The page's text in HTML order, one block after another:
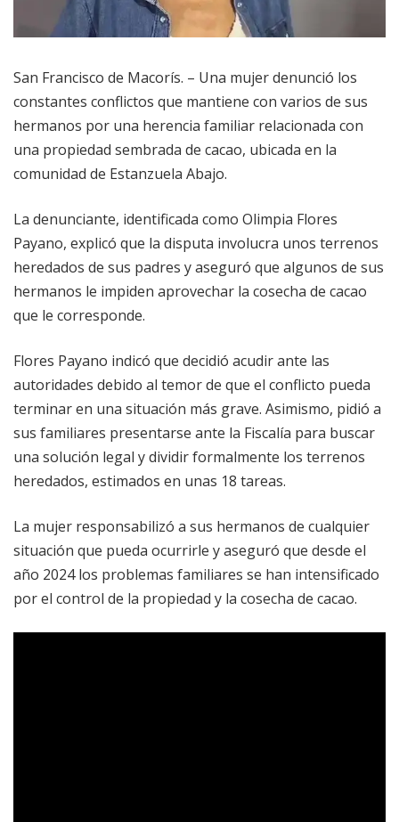
San Francisco de Macorís. – Una mujer denunció los
constantes conflictos que mantiene con varios de sus
hermanos por una herencia familiar relacionada con
una propiedad sembrada de cacao, ubicada en la
comunidad de Estanzuela Abajo.
La denunciante, identificada como Olimpia Flores
Payano, explicó que la disputa involucra unos terrenos
heredados de sus padres y aseguró que algunos de sus
hermanos le impiden aprovechar la cosecha de cacao
que le corresponde.
Flores Payano indicó que decidió acudir ante las
autoridades debido al temor de que el conflicto pueda
terminar en una situación más grave. Asimismo, pidió a
sus familiares presentarse ante la Fiscalía para buscar
una solución legal y dividir formalmente los terrenos
heredados, estimados en unas 18 tareas.
La mujer responsabilizó a sus hermanos de cualquier
situación que pueda ocurrirle y aseguró que desde el
año 2024 los problemas familiares se han intensificado
por el control de la propiedad y la cosecha de cacao.